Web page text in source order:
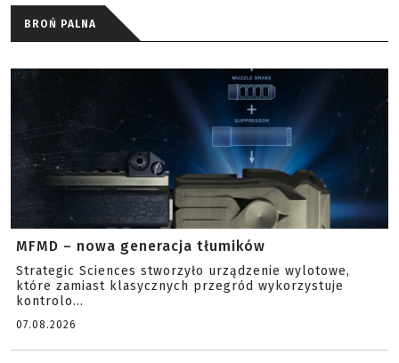
BROŃ PALNA
MFMD – nowa generacja tłumików
Strategic Sciences stworzyło urządzenie wylotowe,
które zamiast klasycznych przegród wykorzystuje
kontrolo...
07.08.2026